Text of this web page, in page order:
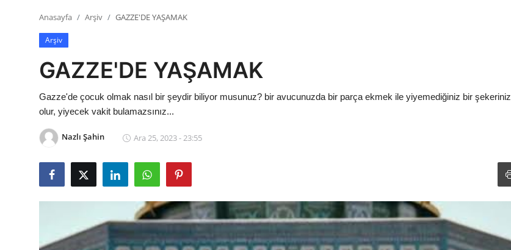
Anasayfa Arşiv GAZZE'DE YAŞAMAK
Arşiv
GAZZE'DE YAŞAMAK
Gazze'de çocuk olmak nasıl bir şeydir biliyor musunuz? bir avucunuzda bir parça ekmek ile yiyemediğiniz bir şekeriniz
olur, yiyecek vakit bulamazsınız...
Nazlı Şahin Ara 25, 2023 - 23:55